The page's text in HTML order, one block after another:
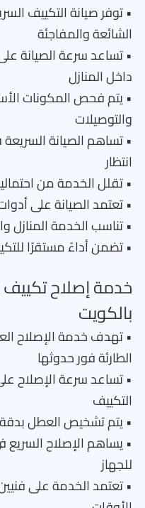
• توفر صيانة التكييف
الشائعة والمفاجئة
• تساعد سرعة الصيانة
داخل المنازل
• يتم فحص المكونات
والتوصيلات
• تساهم الصيانة
انتظار
• تقلل الخدمة من
• تعتمد الصيانة على
• تناسب الخدمة المنازل
• تضمن أداءً مستقرًا
خدمة إصلاح تكييف
بالكويت
• تهدف خدمة الإصلاح
الطارئة فور حدوثها
• تساعد سرعة الإصلاح
التكييف
• يتم تشخيص العطل
• يساهم الإصلاح السريع
للجهاز
• تعتمد الخدمة على